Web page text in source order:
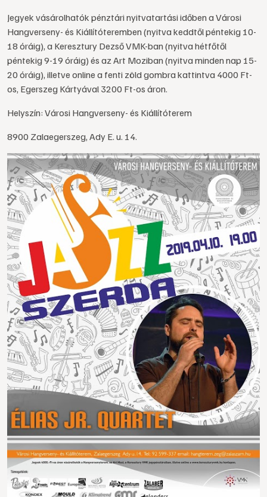
Jegyek vásárolhatók pénztári nyitvatartási időben a Városi
Hangverseny- és Kiállítóteremben (nyitva keddtől péntekig 10-
18 óráig), a Keresztury Dezső VMK-ban (nyitva hétfőtől
péntekig 9-19 óráig) és az Art Moziban (nyitva minden nap 15-
20 óráig), illetve online a fenti zöld gombra kattintva 4000 Ft-
os, Egerszeg Kártyával 3200 Ft-os áron.
Helyszín: Városi Hangverseny- és Kiállítóterem
8900 Zalaegerszeg, Ady E. u. 14.